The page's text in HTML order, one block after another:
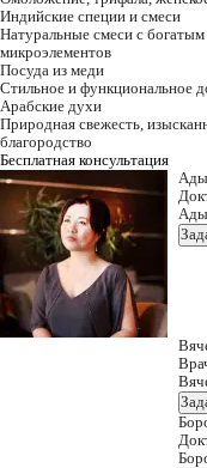
Индийские специи и смеси
Натуральные смеси с
микроэлементов
Посуда из меди
Стильное и функциональное
Арабские духи
Природная свежесть,
благородство
Бесплатная консультация